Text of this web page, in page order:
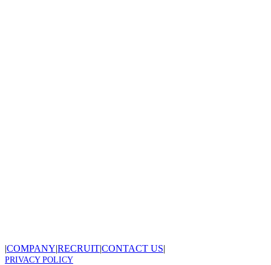
|COMPANY|RECRUIT|CONTACT US|
PRIVACY POLICY